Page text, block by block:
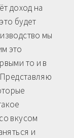
доход на
будет
мы
это
то и в
вкусом
и